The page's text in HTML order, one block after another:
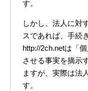
す。
しかし、法人に対
スであれば、手続
http://2ch.netは「
させる事実を摘示
ますが、実際は法
す。